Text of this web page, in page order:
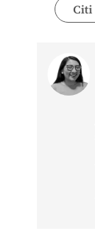
Citi